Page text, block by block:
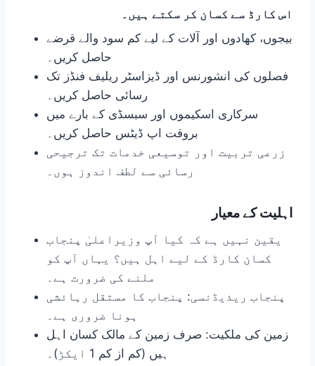
اس کارڈ سے کسان کر سکتے ہیں۔
بیجوں، کھادوں اور آلات کے لیے کم سود والے قرضے
حاصل کریں۔
فصلوں کی انشورنس اور ڈیزاسٹر ریلیف فنڈز تک
رسائی حاصل کریں۔
سرکاری اسکیموں اور سبسڈی کے بارے میں
بروقت اپ ڈیٹس حاصل کریں۔
زرعی تربیت اور توسیعی خدمات تک ترجیحی
رسائی سے لطف اندوز ہوں۔
اہلیت کے معیار
یقین نہیں ہے کہ کیا آپ وزیراعلیٰ پنجاب
کسان کارڈ کے لیے اہل ہیں؟ یہاں آپ کو
ملنے کی ضرورت ہے۔
پنجاب ریذیڈنسی: پنجاب کا مستقل رہائشی
ہونا ضروری ہے۔
زمین کی ملکیت: صرف زمین کے مالک کسان اہل
ہیں (کم از کم 1 ایکڑ)۔